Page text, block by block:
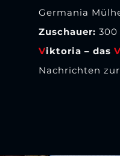
Germania
Zuschauer: 300
Viktoria – das
Nachrichten